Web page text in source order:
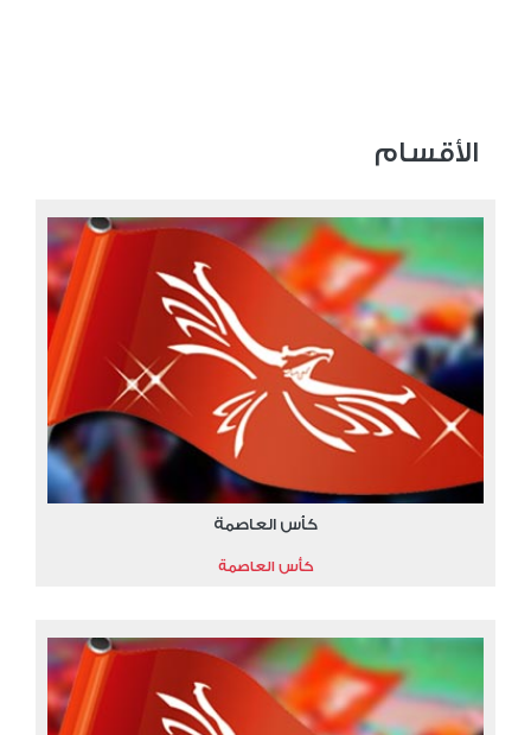
الأقسام
كأس العاصمة
كأس العاصمة